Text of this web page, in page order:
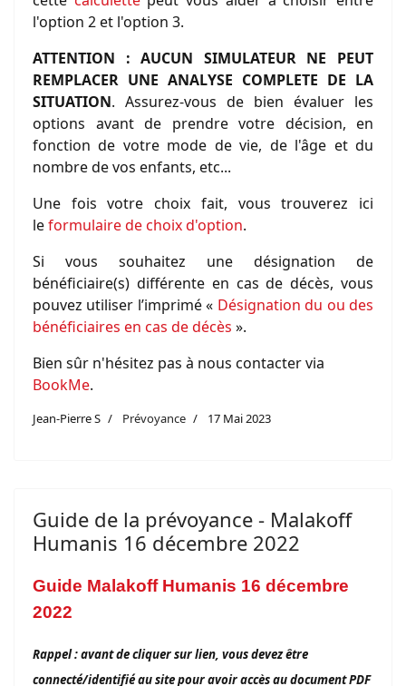
l'option 2 et l'option 3.
ATTENTION : AUCUN SIMULATEUR NE PEUT
REMPLACER UNE ANALYSE COMPLETE DE LA
SITUATION. Assurez-vous de bien évaluer les
options avant de prendre votre décision, en
fonction de votre mode de vie, de l'âge et du
nombre de vos enfants, etc...
Une fois votre choix fait, vous trouverez ici
leformulaire de choix d'option.
Si vous souhaitez une désignation de
bénéficiaire(s) différente en cas de décès, vous
pouvez utiliser l’imprimé « Désignation du ou des
bénéficiaires en cas de décès ».
Bien sûr n'hésitez pas à nous contacter via
BookMe.
Jean-Pierre S Prévoyance 17 Mai 2023
Guide de la prévoyance - Malakoff
Humanis 16 décembre 2022
Guide Malakoff Humanis 16 décembre
2022
Rappel : avant de cliquer sur lien, vous devez être
connecté/identifié au site pour avoir accès au document PDF